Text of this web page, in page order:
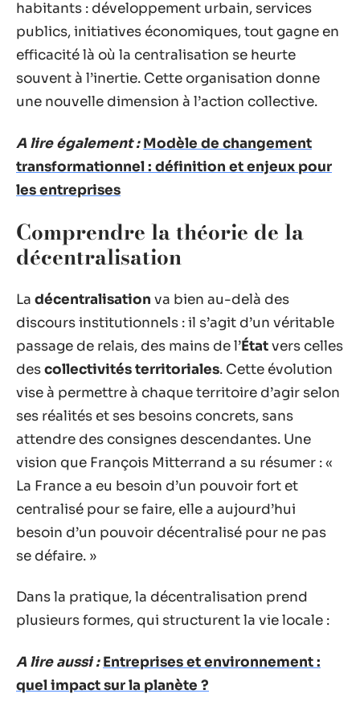
habitants : développement urbain, services
publics, initiatives économiques, tout gagne en
efficacité là où la centralisation se heurte
souvent à l’inertie. Cette organisation donne
une nouvelle dimension à l’action collective.
A lire également : Modèle de changement
transformationnel : définition et enjeux pour
les entreprises
Comprendre la théorie de la
décentralisation
La décentralisation va bien au-delà des
discours institutionnels : il s’agit d’un véritable
passage de relais, des mains de l’Étatvers celles
descollectivités territoriales. Cette évolution
vise à permettre à chaque territoire d’agir selon
ses réalités et ses besoins concrets, sans
attendre des consignes descendantes. Une
vision que François Mitterrand a su résumer : «
La France a eu besoin d’un pouvoir fort et
centralisé pour se faire, elle a aujourd’hui
besoin d’un pouvoir décentralisé pour ne pas
se défaire. »
Dans la pratique, la décentralisation prend
plusieurs formes, qui structurent la vie locale :
A lire aussi : Entreprises et environnement :
quel impact sur la planète ?